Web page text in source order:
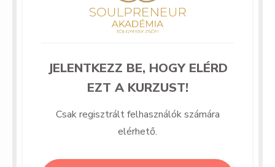
JELENTKEZZ BE, HOGY ELÉRD
EZT A KURZUST!
Csak regisztrált felhasználók számára
elérhető.